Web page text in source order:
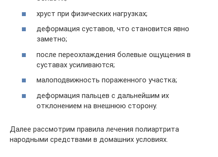
хруст при физических нагрузках;
деформация суставов, что становится явно
заметно;
после переохлаждения болевые ощущения в
суставах усиливаются;
малоподвижность пораженного участка;
деформация пальцев с дальнейшим их
отклонением на внешнюю сторону.
Далее рассмотрим правила лечения полиартрита
народными средствами в домашних условиях.